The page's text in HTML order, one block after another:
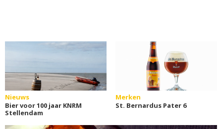
Nieuws
Bier voor 100 jaar KNRM
Stellendam
Merken
St. Bernardus Pater 6